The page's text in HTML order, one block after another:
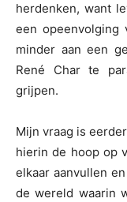
herdenken, want
een opeenvolging
minder aan een
René Char te
grijpen.
Mijn vraag is
hierin de hoop op
elkaar aanvullen
de wereld waarin